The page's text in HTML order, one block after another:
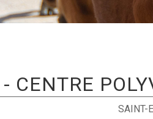
- CENTRE
SAINT-